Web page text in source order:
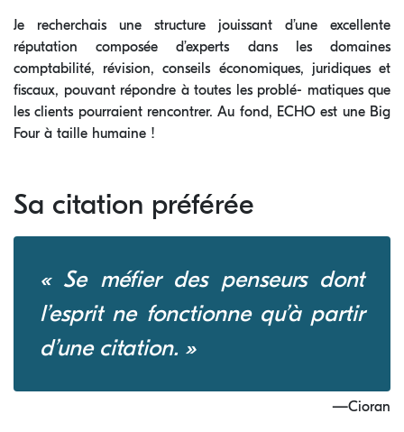
Je recherchais une structure jouissant d’une excellente
réputation composée d’experts dans les domaines
comptabilité, révision, conseils économiques, juridiques et
fiscaux, pouvant répondre à toutes les problé- matiques que
les clients pourraient rencontrer. Au fond, ECHO est une Big
Four à taille humaine !
Sa citation préférée
« Se méfier des penseurs dont
l’esprit ne fonctionne qu’à partir
d’une citation. »
—Cioran